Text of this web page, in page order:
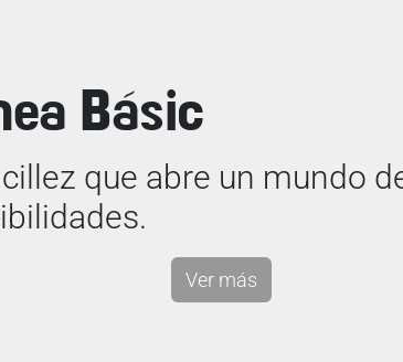
Clásica
y elegancia